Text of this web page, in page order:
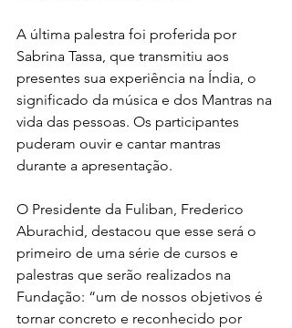
A última palestra foi proferida por
Sabrina Tassa, que transmitiu aos
presentes sua experiência na Índia, o
significado da música e dos Mantras na
vida das pessoas. Os participantes
puderam ouvir e cantar mantras
durante a apresentação.
O Presidente da Fuliban, Frederico
Aburachid, destacou que esse será o
primeiro de uma série de cursos e
palestras que serão realizados na
Fundação: “um de nossos objetivos é
tornar concreto e reconhecido por